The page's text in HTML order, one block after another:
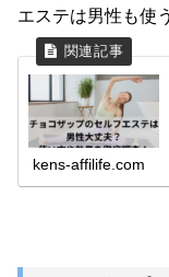
エステは男性も使
kens-affilife.com